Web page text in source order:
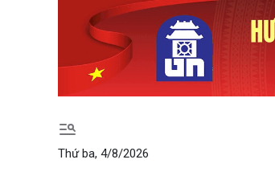
Thứ ba, 4/8/2026